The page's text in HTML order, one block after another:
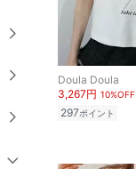
Doula Doula
3,267円 10%OFF
297ポイント